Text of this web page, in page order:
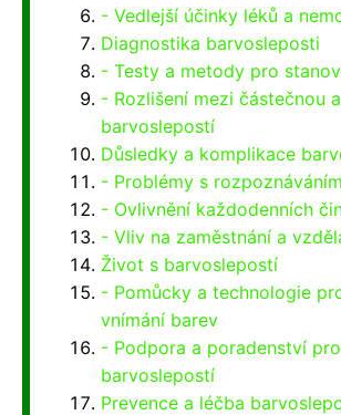
- Vedlejší účinky léků a
Diagnostika barvosleposti
- Testy a metody pro
- Rozlišení mezi částečnou
barvoslepostí
Důsledky a komplikace
- Problémy s
- Ovlivnění každodenních
- Vliv na zaměstnání a
Život s barvoslepostí
- Pomůcky a technologie
vnímání barev
- Podpora a poradenství
barvoslepostí
Prevence a léčba